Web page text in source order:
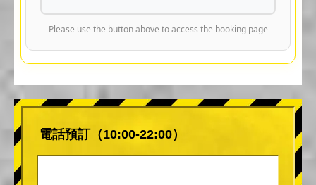
Please use the button above to access the booking page
電話預訂（10:00-22:00）